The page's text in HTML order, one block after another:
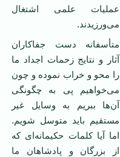
عملیات علمی اشتغال
می‌ورزیدند.
متأسفانه دست جفاکاران
آثار و نتایج زحمات اجداد ما
را محو و خراب نموده و چون
می‌خواهیم پی به چگونگی
آن‌ها ببریم به وسایل غیر
مستقیم باید متوسل شویم.
اما آیا کلمات حکیمانه‌ای که
از بزرگان و پادشاهان ما